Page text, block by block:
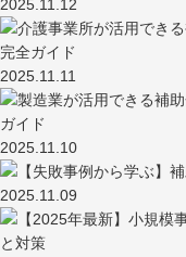
2025.11.12
2025.11.11
2025.11.10
2025.11.09